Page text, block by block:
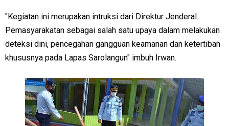
"Kegiatan ini merupakan intruksi dari Direktur Jenderal
Pemasyarakatan sebagai salah satu upaya dalam melakukan
deteksi dini, pencegahan gangguan keamanan dan ketertiban
khususnya pada Lapas Sarolangun" imbuh Irwan.